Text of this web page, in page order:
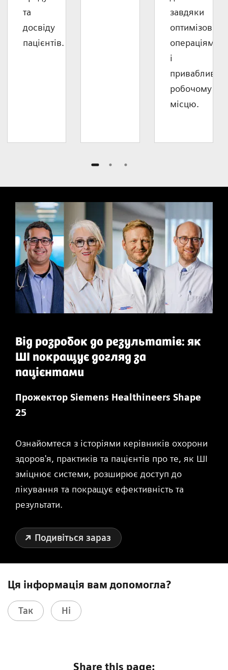
та
досвіду
пацієнтів.
завдяки
операціям
і
робочому
місцю.
Від розробок до результатів: як
ШІ покращує догляд за
пацієнтами
Прожектор Siemens Healthineers Shape
25
Ознайомтеся з історіями керівників охорони
здоров'я, практиків та пацієнтів про те, як ШІ
зміцнює системи, розширює доступ до
лікування та покращує ефективність та
результати.
Подивіться зараз
Ця інформація вам допомогла?
Так Ні
Share this page: